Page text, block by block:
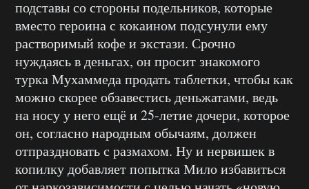
подставы со стороны подельников, которые
вместо героина с кокаином подсунули ему
растворимый кофе и экстази. Срочно
нуждаясь в деньгах, он просит знакомого
турка Мухаммеда продать таблетки, чтобы как
можно скорее обзавестись деньжатами, ведь
на носу у него ещё и 25-летие дочери, которое
он, согласно народным обычаям, должен
отпраздновать с размахом. Ну и нервишек в
копилку добавляет попытка Мило избавиться